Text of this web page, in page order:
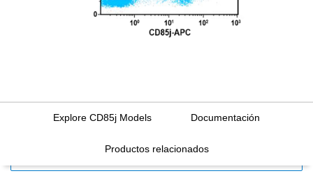
Explore CD85j Models Documentación
Productos relacionados